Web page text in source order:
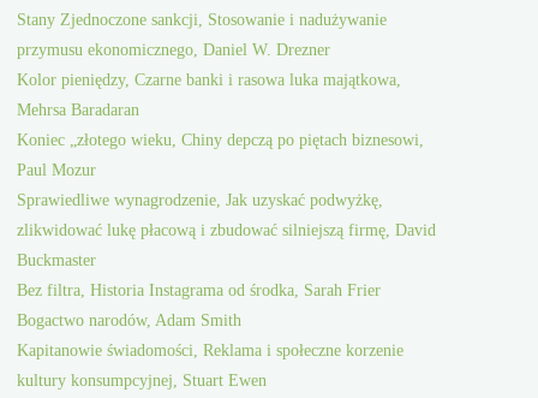
Stany Zjednoczone sankcji, Stosowanie i nadużywanie
przymusu ekonomicznego, Daniel W. Drezner
Kolor pieniędzy, Czarne banki i rasowa luka majątkowa,
Mehrsa Baradaran
Koniec „złotego wieku, Chiny depczą po piętach biznesowi,
Paul Mozur
Sprawiedliwe wynagrodzenie, Jak uzyskać podwyżkę,
zlikwidować lukę płacową i zbudować silniejszą firmę, David
Buckmaster
Bez filtra, Historia Instagrama od środka, Sarah Frier
Bogactwo narodów, Adam Smith
Kapitanowie świadomości, Reklama i społeczne korzenie
kultury konsumpcyjnej, Stuart Ewen